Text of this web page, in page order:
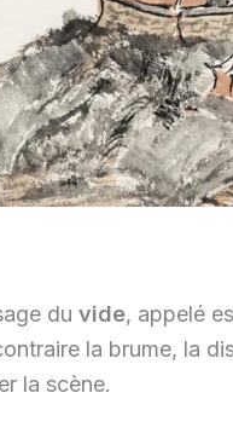
du vide, appelé
la brume, la
la scène.